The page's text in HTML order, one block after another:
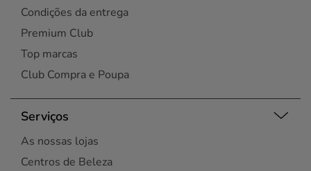
Condições da entrega
Premium Club
Top marcas
Club Compra e Poupa
Serviços
As nossas lojas
Centros de Beleza